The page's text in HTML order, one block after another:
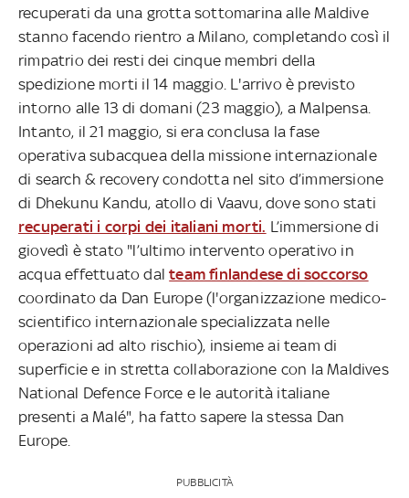
recuperati da una grotta sottomarina alle Maldive
stanno facendo rientro a Milano, completando così il
rimpatrio dei resti dei cinque membri della
spedizione morti il 14 maggio. L'arrivo è previsto
intorno alle 13 di domani (23 maggio), a Malpensa.
Intanto, il 21 maggio, si era conclusa la fase
operativa subacquea della missione internazionale
di search & recovery condotta nel sito d’immersione
di Dhekunu Kandu, atollo di Vaavu, dove sono stati
recuperati i corpi dei italiani morti. L’immersione di
giovedì è stato "l’ultimo intervento operativo in
acqua effettuato dalteam finlandese di soccorso
coordinato da Dan Europe (l'organizzazione medico-
scientifico internazionale specializzata nelle
operazioni ad alto rischio), insieme ai team di
superficie e in stretta collaborazione con la Maldives
National Defence Force e le autorità italiane
presenti a Malé", ha fatto sapere la stessa Dan
Europe.
PUBBLICITÀ